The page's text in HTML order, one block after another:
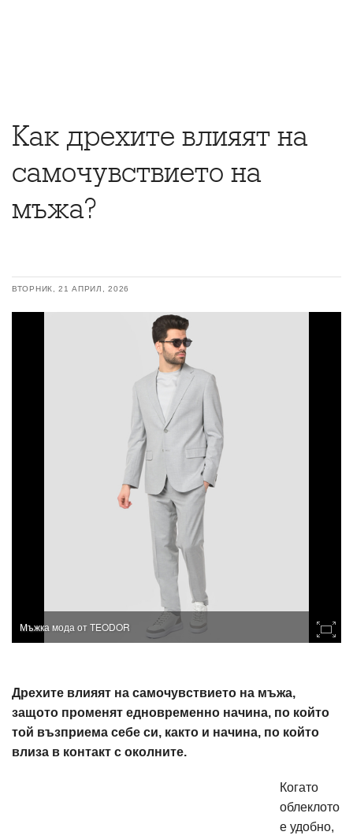
Как дрехите влияят на
самочувствието на
мъжа?
ВТОРНИК, 21 АПРИЛ, 2026
Мъжка мода от TEODOR
Дрехите влияят на самочувствието на мъжа,
защото променят едновременно начина, по който
той възприема себе си, както и начина, по който
влиза в контакт с околните.
Когато
облеклото
е удобно,